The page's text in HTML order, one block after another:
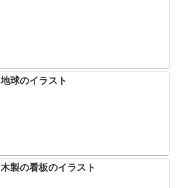
地球のイラスト
木製の看板のイラスト